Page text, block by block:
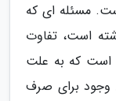
مسئله ای که
است، تفاوت
است که به علت
وجود برای صرف